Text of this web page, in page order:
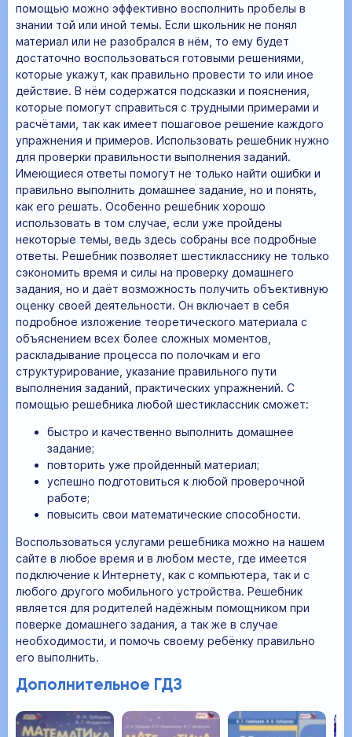
помощью можно эффективно восполнить пробелы в
знании той или иной темы. Если школьник не понял
материал или не разобрался в нём, то ему будет
достаточно воспользоваться готовыми решениями,
которые укажут, как правильно провести то или иное
действие. В нём содержатся подсказки и пояснения,
которые помогут справиться с трудными примерами и
расчётами, так как имеет пошаговое решение каждого
упражнения и примеров. Использовать решебник нужно
для проверки правильности выполнения заданий.
Имеющиеся ответы помогут не только найти ошибки и
правильно выполнить домашнее задание, но и понять,
как его решать. Особенно решебник хорошо
использовать в том случае, если уже пройдены
некоторые темы, ведь здесь собраны все подробные
ответы. Решебник позволяет шестикласснику не только
сэкономить время и силы на проверку домашнего
задания, но и даёт возможность получить объективную
оценку своей деятельности. Он включает в себя
подробное изложение теоретического материала с
объяснением всех более сложных моментов,
раскладывание процесса по полочкам и его
структурирование, указание правильного пути
выполнения заданий, практических упражнений. С
помощью решебника любой шестиклассник сможет:
быстро и качественно выполнить домашнее
задание;
повторить уже пройденный материал;
успешно подготовиться к любой проверочной
работе;
повысить свои математические способности.
Воспользоваться услугами решебника можно на нашем
сайте в любое время и в любом месте, где имеется
подключение к Интернету, как с компьютера, так и с
любого другого мобильного устройства. Решебник
является для родителей надёжным помощником при
поверке домашнего задания, а так же в случае
необходимости, и помочь своему ребёнку правильно
его выполнить.
Дополнительное ГДЗ